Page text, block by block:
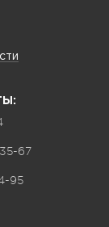
67
95